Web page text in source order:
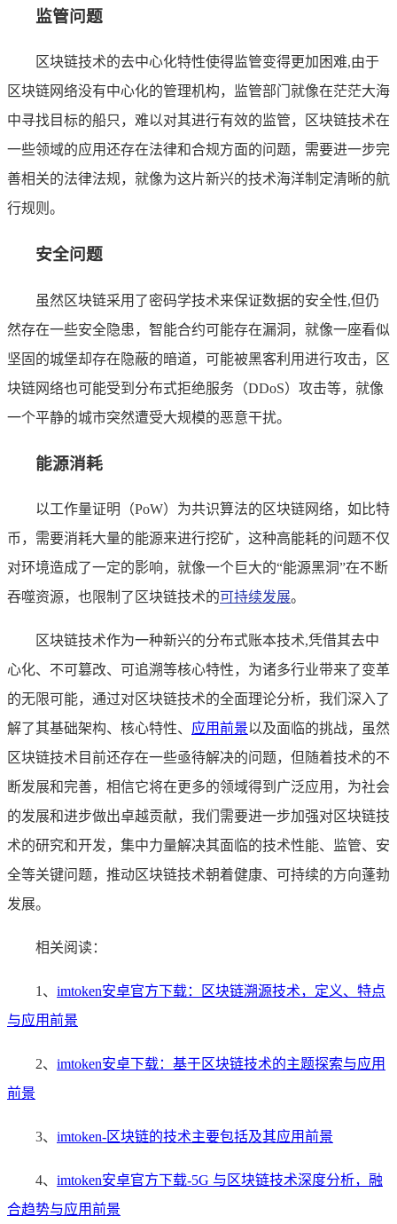
监管问题
区块链技术的去中心化特性使得监管变得更加困难,由于
区块链网络没有中心化的管理机构，监管部门就像在茫茫大海
中寻找目标的船只，难以对其进行有效的监管，区块链技术在
一些领域的应用还存在法律和合规方面的问题，需要进一步完
善相关的法律法规，就像为这片新兴的技术海洋制定清晰的航
行规则。
安全问题
虽然区块链采用了密码学技术来保证数据的安全性,但仍
然存在一些安全隐患，智能合约可能存在漏洞，就像一座看似
坚固的城堡却存在隐蔽的暗道，可能被黑客利用进行攻击，区
块链网络也可能受到分布式拒绝服务（DDoS）攻击等，就像
一个平静的城市突然遭受大规模的恶意干扰。
能源消耗
以工作量证明（PoW）为共识算法的区块链网络，如比特
币，需要消耗大量的能源来进行挖矿，这种高能耗的问题不仅
对环境造成了一定的影响，就像一个巨大的“能源黑洞”在不断
吞噬资源，也限制了区块链技术的可持续发展。
区块链技术作为一种新兴的分布式账本技术,凭借其去中
心化、不可篡改、可追溯等核心特性，为诸多行业带来了变革
的无限可能，通过对区块链技术的全面理论分析，我们深入了
解了其基础架构、核心特性、 应用前景以及面临的挑战，虽然
区块链技术目前还存在一些亟待解决的问题，但随着技术的不
断发展和完善，相信它将在更多的领域得到广泛应用，为社会
的发展和进步做出卓越贡献，我们需要进一步加强对区块链技
术的研究和开发，集中力量解决其面临的技术性能、监管、安
全等关键问题，推动区块链技术朝着健康、可持续的方向蓬勃
发展。
相关阅读：
1、 imtoken安卓官方下载：区块链溯源技术，定义、特点
与应用前景
2、 imtoken安卓下载：基于区块链技术的主题探索与应用
前景
3、 imtoken-区块链的技术主要包括及其应用前景
4、 imtoken安卓官方下载-5G 与区块链技术深度分析，融
合趋势与应用前景